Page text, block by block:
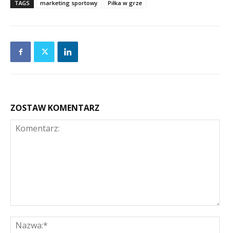
TAGS marketing sportowy Piłka w grze
ZOSTAW KOMENTARZ